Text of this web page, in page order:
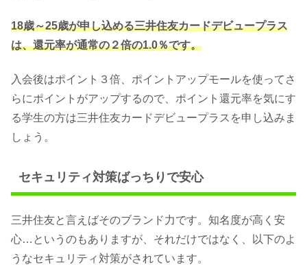
18歳～25歳が申し込める三井住友カードデビュープラス
は、還元率が通常の２倍の1.0％です。
入会後はポイント３倍、ポイントアップモールを使ってさ
らにポイントがアップするので、ポイント還元率を気にす
る学生の方は三井住友カードデビュープラスを申し込みま
しょう。
セキュリティ対策ばっちりで安心
三井住友と言えばそのブランド力です。知名度が高く安
心…というのもありますが、それだけではなく、以下のよ
うなセキュリティ対策がされています。